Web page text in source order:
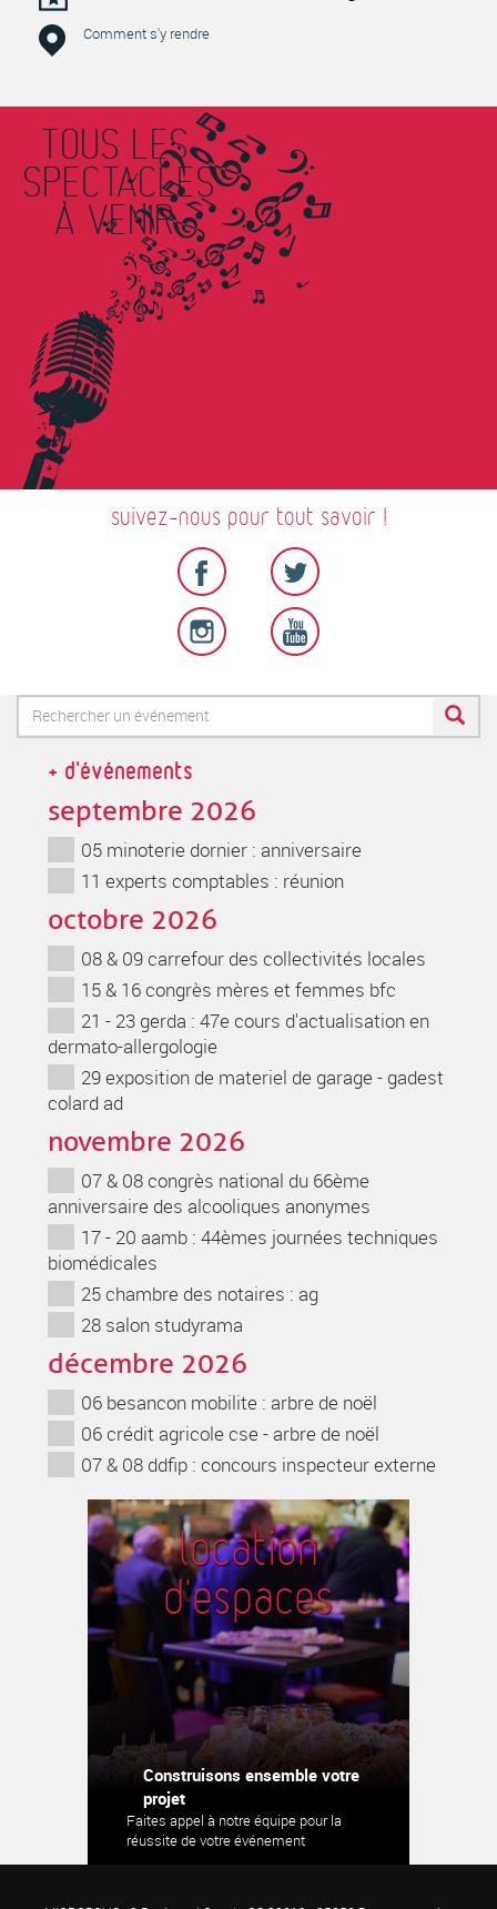
Comment s'y rendre
TOUS LES
SPECTACLES
À VENIR
suivez-nous pour tout savoir !
Formulaire
de
recherche
+ d'événements
septembre 2026
05 minoterie dornier : anniversaire
11 experts comptables : réunion
octobre 2026
08 & 09 carrefour des collectivités locales
15 & 16 congrès mères et femmes bfc
21 - 23 gerda : 47e cours d'actualisation en
dermato-allergologie
29 exposition de materiel de garage - gadest
colard ad
novembre 2026
07 & 08 congrès national du 66ème
anniversaire des alcooliques anonymes
17 - 20 aamb : 44èmes journées techniques
biomédicales
25 chambre des notaires : ag
28 salon studyrama
décembre 2026
06 besancon mobilite : arbre de noël
06 crédit agricole cse - arbre de noël
07 & 08 ddfip : concours inspecteur externe
location
d'espaces
Construisons ensemble votre
projet
Faites appel à notre équipe pour la
réussite de votre événement